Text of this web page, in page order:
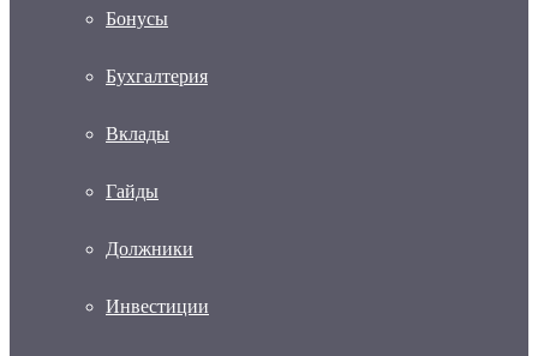
Бонусы
Бухгалтерия
Вклады
Гайды
Должники
Инвестиции